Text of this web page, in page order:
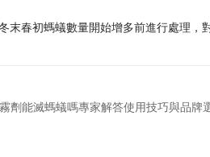
末春初螞蟻數量開始增多前進行處理，
劑能滅螞蟻嗎專家解答使用技巧與品牌